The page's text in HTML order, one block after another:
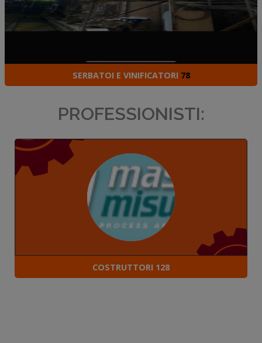
SERBATOI E VINIFICATORI 78
PROFESSIONISTI:
COSTRUTTORI 128